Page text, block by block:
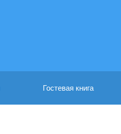
Гостевая книга